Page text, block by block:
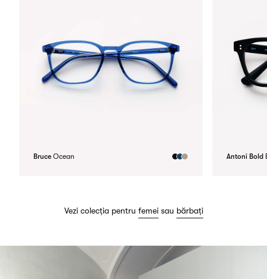
Bruce Ocean Antoni Bold
Vezi colecția pentru femei sau bărbați